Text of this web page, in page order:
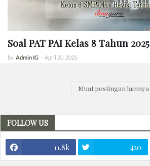
Soal PAT PAI Kelas 8 Tahun 2025
by Admin IG - April 20, 2025
Muat postingan lainnya
FOLLOW US
11.8k 420